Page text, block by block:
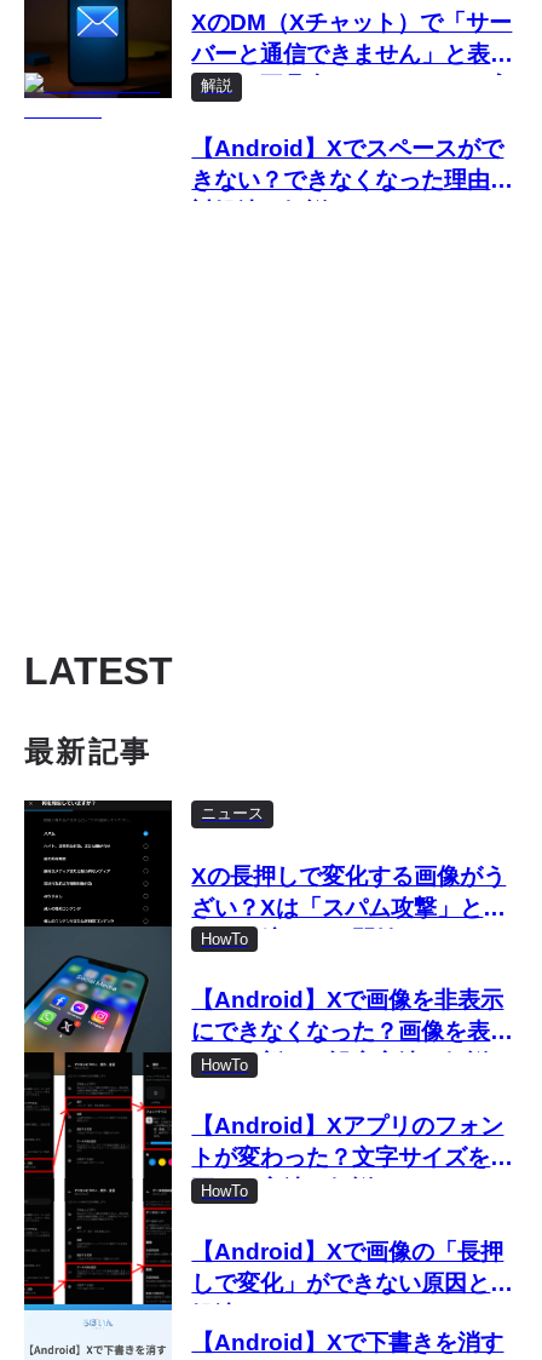
XのDM（Xチャット）で「サー
バーと通信できません」と表示
される不具合 パスコードを入
処法
解説
【Android】Xでスペースがで
きない？できなくなった理由と
LATEST
最新記事
ニュース
Xの長押しで変化する画像がう
ざい？Xは「スパム攻撃」とし
て取り締まりを開始
HowTo
【Android】Xで画像を非表示
にできなくなった？画像を表示
しない新しい設定方法を解説
HowTo
【Android】Xアプリのフォン
トが変わった？文字サイズを変
更する方法を解説
HowTo
【Android】Xで画像の「長押
しで変化」ができない原因と対
【Android】Xで下書きを消す